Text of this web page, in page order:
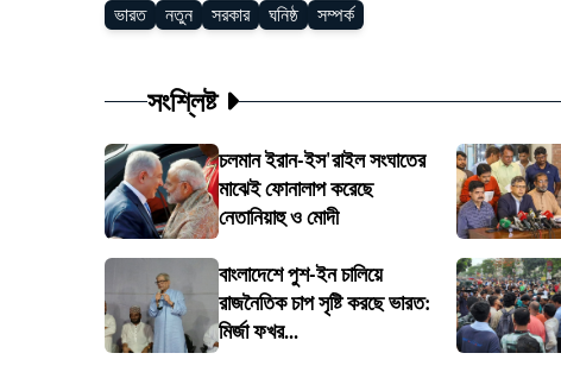
ভারত নতুন সরকার ঘনিষ্ঠ সম্পর্ক
সংশ্লিষ্ট
চলমান ইরান-ইস'রাইল সংঘাতের
মাঝেই ফোনালাপ করেছে
নেতানিয়াহু ও মোদী
বাংলাদেশে পুশ-ইন চালিয়ে
রাজনৈতিক চাপ সৃষ্টি করছে ভারত:
মির্জা ফখর...